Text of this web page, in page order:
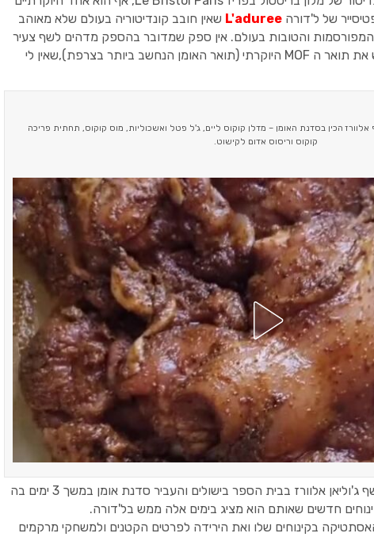
L'aduree שאין חובב קונדיטוריה בעולם שלא מאוהב
והטובות בעולם. אין ספק שמדובר בהספק מדהים לשף צעיר
יחסית. ונותר רק לחכות שיכבוש את תואר ה MOF היוקרתי (תואר האומן הנחשב ביותר בצרפת),שאין לי
אלוורז הכין בסדנת האומן – מדלן קוקוס ליים, ג'ל פטל ואשכוליות, מוס קוקוס, תחתית פריכה
קוקוס וריסוס אדום לקישוט.
בחודש מרץ האחרון התארח השף ג'וליאן אלוורז בבית הספר בישולים והעביר סדנת אומן במשך 3 ימים בה
חדשים שאותם הוא מציג בימים אלה ממש בל'דורה.
בקינוחים שלו ואת הירידה לפרטים הקטנים ולמשחקי מרקמים